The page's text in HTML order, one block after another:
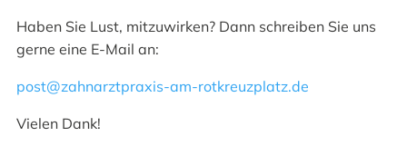
Haben Sie Lust, mitzuwirken? Dann schreiben Sie uns
gerne eine E-Mail an:
post@zahnarztpraxis-am-rotkreuzplatz.de
Vielen Dank!